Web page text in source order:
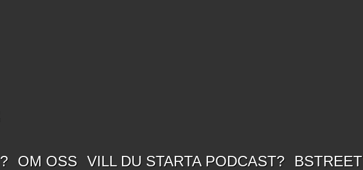
OM OSS VILL DU STARTA PODCAST? BSTREET